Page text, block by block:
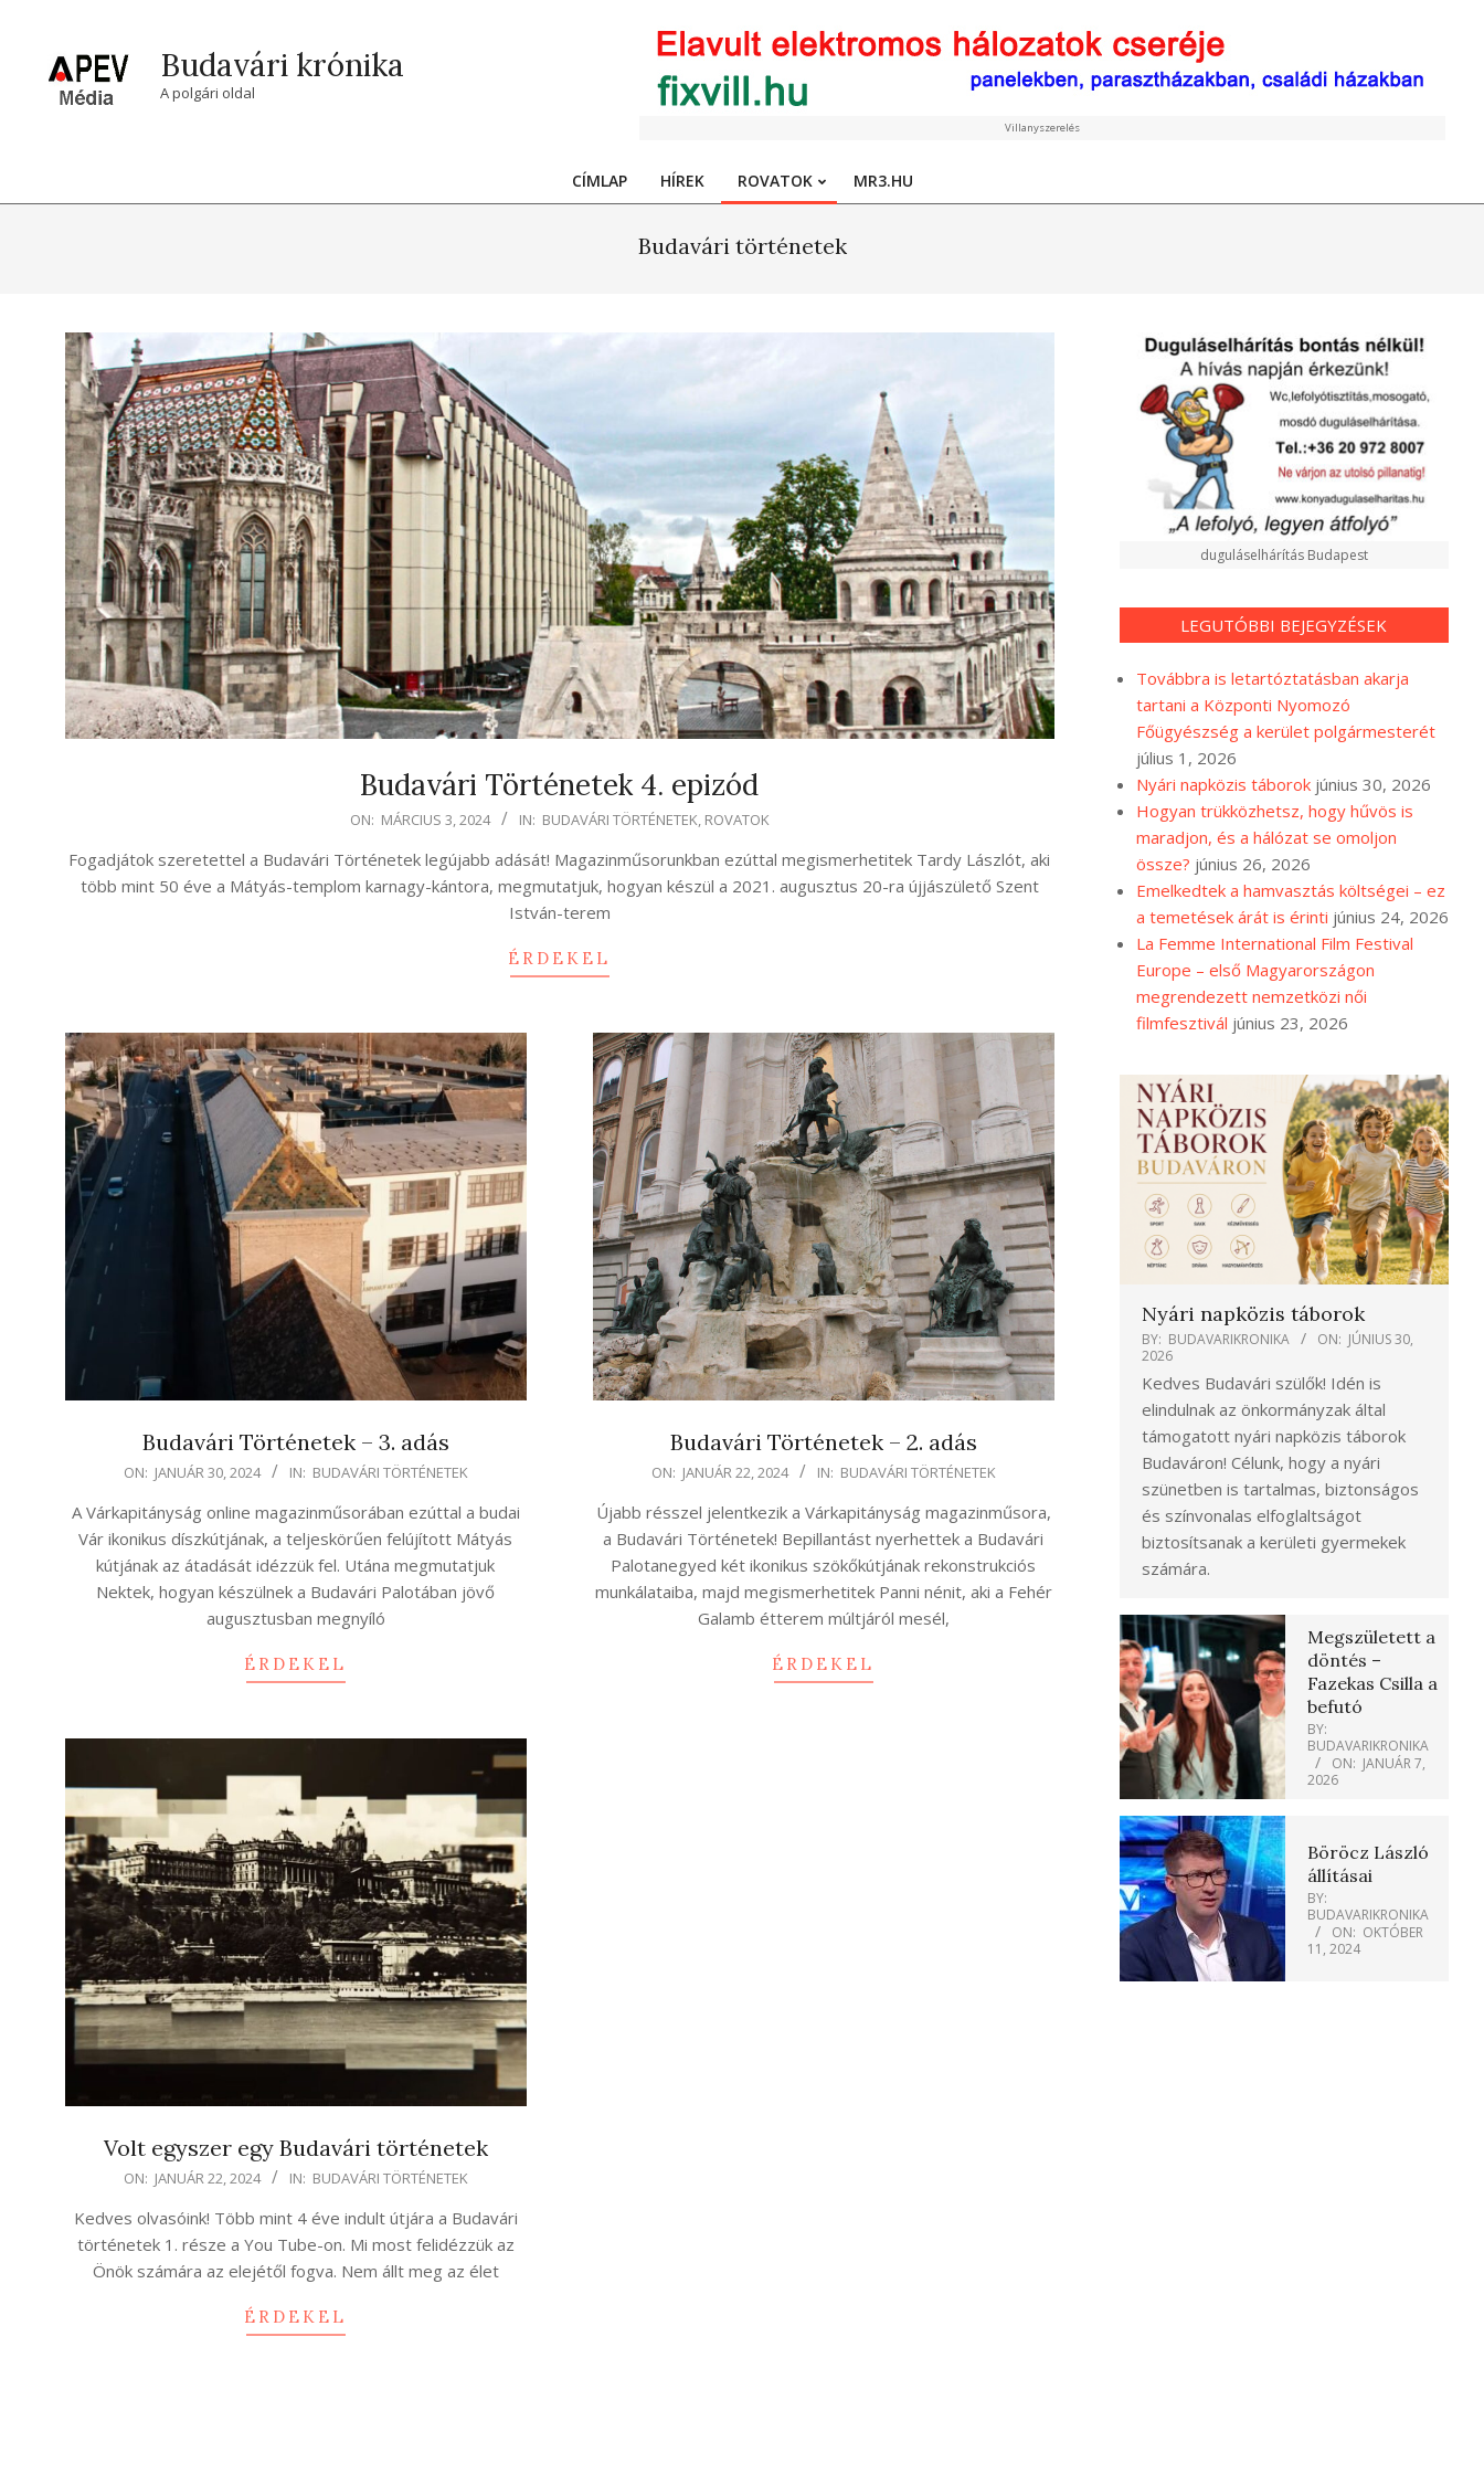
content
Budavári krónika
A polgári oldal
Villanyszerelés
Primary
Menu
CÍMLAP HÍREK ROVATOK MR3.HU
Budavári történetek
Budavári Történetek 4. epizód
03
ON: MÁRCIUS 3, 2024 IN: BUDAVÁRI TÖRTÉNETEK, ROVATOK
Fogadjátok szeretettel a Budavári Történetek legújabb adását! Magazinműsorunkban ezúttal megismerhetitek Tardy Lászlót, aki
több mint 50 éve a Mátyás-templom karnagy-kántora, megmutatjuk, hogyan készül a 2021. augusztus 20-ra újjászülető Szent
István-terem
ÉRDEKEL
Budavári Történetek – 3. adás
30
ON: JANUÁR 30, 2024 IN: BUDAVÁRI TÖRTÉNETEK
A Várkapitányság online magazinműsorában ezúttal a budai
Vár ikonikus díszkútjának, a teljeskörűen felújított Mátyás
kútjának az átadását idézzük fel. Utána megmutatjuk
Nektek, hogyan készülnek a Budavári Palotában jövő
augusztusban megnyíló
ÉRDEKEL
Budavári Történetek – 2. adás
22
ON: JANUÁR 22, 2024 IN: BUDAVÁRI TÖRTÉNETEK
Újabb résszel jelentkezik a Várkapitányság magazinműsora,
a Budavári Történetek! Bepillantást nyerhettek a Budavári
Palotanegyed két ikonikus szökőkútjának rekonstrukciós
munkálataiba, majd megismerhetitek Panni nénit, aki a Fehér
Galamb étterem múltjáról mesél,
ÉRDEKEL
Volt egyszer egy Budavári történetek
22
ON: JANUÁR 22, 2024 IN: BUDAVÁRI TÖRTÉNETEK
Kedves olvasóink! Több mint 4 éve indult útjára a Budavári
történetek 1. része a You Tube-on. Mi most felidézzük az
Önök számára az elejétől fogva. Nem állt meg az élet
ÉRDEKEL
duguláselhárítás Budapest
LEGUTÓBBI BEJEGYZÉSEK
Továbbra is letartóztatásban akarja
tartani a Központi Nyomozó
Főügyészség a kerület polgármesterét
július 1, 2026
Nyári napközis táborok június 30, 2026
Hogyan trükközhetsz, hogy hűvös is
maradjon, és a hálózat se omoljon
össze? június 26, 2026
Emelkedtek a hamvasztás költségei – ez
a temetések árát is érinti június 24, 2026
La Femme International Film Festival
Europe – első Magyarországon
megrendezett nemzetközi női
filmfesztivál június 23, 2026
Nyári napközis táborok
BY: BUDAVARIKRONIKA ON: JÚNIUS 30,
2026
Kedves Budavári szülők! Idén is
elindulnak az önkormányzak által
támogatott nyári napközis táborok
Budaváron! Célunk, hogy a nyári
szünetben is tartalmas, biztonságos
és színvonalas elfoglaltságot
biztosítsanak a kerületi gyermekek
számára.
Megszületett a
döntés –
Fazekas Csilla a
befutó
BY:
BUDAVARIKRONIKA
ON: JANUÁR 7,
2026
Böröcz László
állításai
BY:
BUDAVARIKRONIKA
ON: OKTÓBER
11, 2024